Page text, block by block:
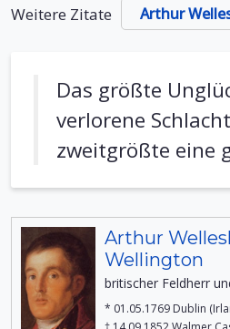
Weitere Zitate Arthur
Das größte
verlorene
zweitgrößte eine
Arthur
Wellington
britischer Feldherr
* 01.05.1769 Dublin